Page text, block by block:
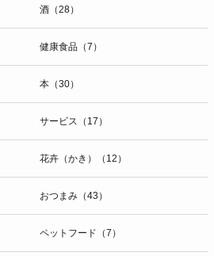
口
一丁目２７番１号 東麻布食文化ビル４
酒（28）
健康食品（7）
本（30）
サービス（17）
花卉（かき）（12）
おつまみ（43）
ペットフード（7）